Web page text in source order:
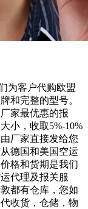
为客户代购欧盟
和完整的型号。
家最优惠的报
小，收取5%-10%
厂家直接发给您
德国和美国空运
格和货期是我们
代理及报关服
都有仓库，您如
收货，仓储，物